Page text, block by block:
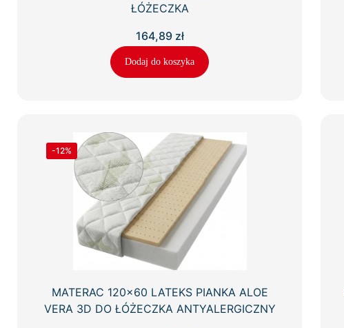
ŁÓŻECZKA
164,89 zł
Dodaj do koszyka
-12%
MATERAC 120×60 LATEKS PIANKA ALOE
VERA 3D DO ŁÓŻECZKA ANTYALERGICZNY